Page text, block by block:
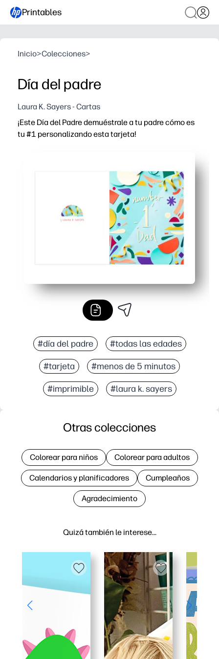
Printables
Inicio>Colecciones>
Día del padre
Laura K. Sayers - Cartas
¡Este Día del Padre demuéstrale a tu padre cómo es
tu #1 personalizando esta tarjeta!
#día del padre #todas las edades
#tarjeta #menos de 5 minutos
#imprimible #laura k. sayers
Quizá también le interese…
Otras colecciones
Colorear para niños Colorear para adultos
Calendarios y planificadores Cumpleaños
Agradecimiento